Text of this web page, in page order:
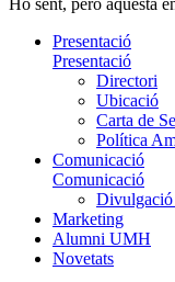
Presentació
Presentació
Directori
Ubicació
Carta de
Política
Comunicació
Comunicació
Marketing
Alumni UMH
Novetats